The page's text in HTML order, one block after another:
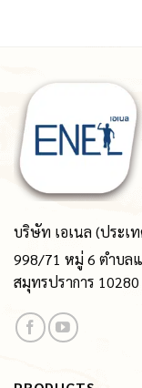
บริษัท เอเนล (ประเ
998/71 หมู่ 6 ตำบล
สมุทรปราการ 10280